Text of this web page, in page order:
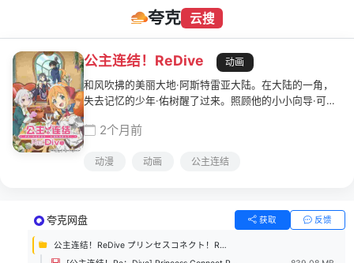
夸克 云搜
公主连结！ReDive
动画
和风吹拂的美丽大地·阿斯特雷亚大陆。在大陆的一角，
失去记忆的少年·佑树醒了过来。照顾他的小小向导·可可
猫耳魔法少女·凯露。他们就这么在命运引导下，建立起
幕——
2个月前
动漫 动画 公主连结
夸克网盘 获取 反馈
公主连结！ReDive プリンセスコネクト！ReDive (2020)